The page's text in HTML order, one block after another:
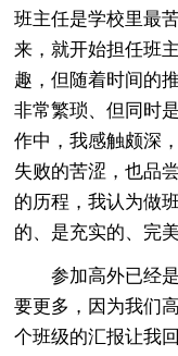
班主任是学校里最
来，就开始担任班
趣，但随着时间的
非常繁琐、但同时
作中，我感触颇深
失败的苦涩，也品
的历程，我认为做
的、是充实的、完
参加高外已经
要更多，因为我们
个班级的汇报让我